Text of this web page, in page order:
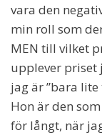
vara den
min roll som
MEN till vilket
upplever
jag är ”bara lite
Hon är den
för långt, när